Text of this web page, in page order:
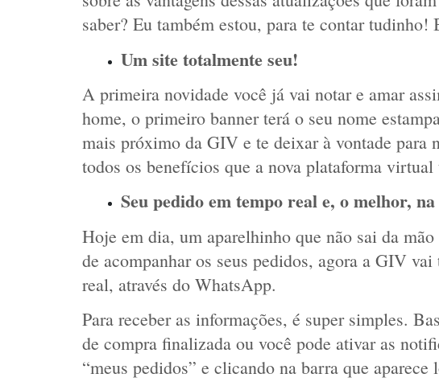
saber? Eu também estou, para te contar tudinho!
Um site totalmente seu!
A primeira novidade você já vai notar e amar
home, o primeiro banner terá o seu nome
mais próximo da GIV e te deixar à vontade para
todos os benefícios que a nova plataforma
Seu pedido em tempo real e, o melhor,
Hoje em dia, um aparelhinho que não sai da
de acompanhar os seus pedidos, agora a GIV
real, através do WhatsApp.
Para receber as informações, é super simples.
de compra finalizada ou você pode ativar as
“meus pedidos” e clicando na barra que aparece